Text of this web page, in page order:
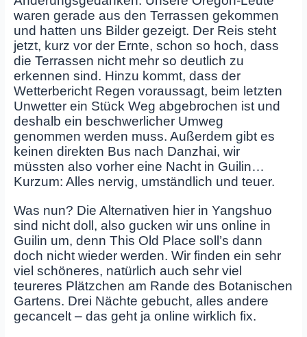
waren gerade aus den Terrassen gekommen
und hatten uns Bilder gezeigt. Der Reis steht
jetzt, kurz vor der Ernte, schon so hoch, dass
die Terrassen nicht mehr so deutlich zu
erkennen sind. Hinzu kommt, dass der
Wetterbericht Regen voraussagt, beim letzten
Unwetter ein Stück Weg abgebrochen ist und
deshalb ein beschwerlicher Umweg
genommen werden muss. Außerdem gibt es
keinen direkten Bus nach Danzhai, wir
müssten also vorher eine Nacht in Guilin…
Kurzum: Alles nervig, umständlich und teuer.
Was nun? Die Alternativen hier in Yangshuo
sind nicht doll, also gucken wir uns online in
Guilin um, denn This Old Place soll’s dann
doch nicht wieder werden. Wir finden ein sehr
viel schöneres, natürlich auch sehr viel
teureres Plätzchen am Rande des Botanischen
Gartens. Drei Nächte gebucht, alles andere
gecancelt – das geht ja online wirklich fix.